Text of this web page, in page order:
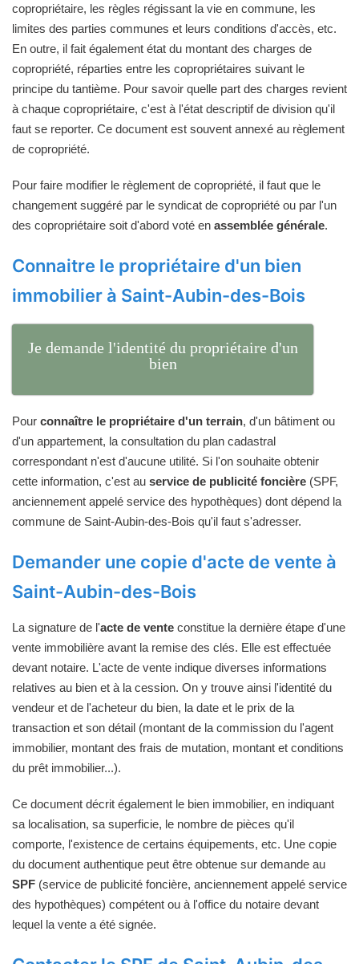
copropriétaire, les règles régissant la vie en commune, les
limites des parties communes et leurs conditions d'accès, etc.
En outre, il fait également état du montant des charges de
copropriété, réparties entre les copropriétaires suivant le
principe du tantième. Pour savoir quelle part des charges revient
à chaque copropriétaire, c'est à l'état descriptif de division qu'il
faut se reporter. Ce document est souvent annexé au règlement
de copropriété.
Pour faire modifier le règlement de copropriété, il faut que le
changement suggéré par le syndicat de copropriété ou par l'un
des copropriétaire soit d'abord voté en assemblée générale.
Connaitre le propriétaire d'un bien
immobilier à Saint-Aubin-des-Bois
Je demande l'identité du propriétaire d'un
bien
Pour connaître le propriétaire d'un terrain, d'un bâtiment ou
d'un appartement, la consultation du plan cadastral
correspondant n'est d'aucune utilité. Si l'on souhaite obtenir
cette information, c'est au service de publicité foncière (SPF,
anciennement appelé service des hypothèques) dont dépend la
commune de Saint-Aubin-des-Bois qu'il faut s'adresser.
Demander une copie d'acte de vente à
Saint-Aubin-des-Bois
La signature de l'acte de vente constitue la dernière étape d'une
vente immobilière avant la remise des clés. Elle est effectuée
devant notaire. L'acte de vente indique diverses informations
relatives au bien et à la cession. On y trouve ainsi l'identité du
vendeur et de l'acheteur du bien, la date et le prix de la
transaction et son détail (montant de la commission du l'agent
immobilier, montant des frais de mutation, montant et conditions
du prêt immobilier...).
Ce document décrit également le bien immobilier, en indiquant
sa localisation, sa superficie, le nombre de pièces qu'il
comporte, l'existence de certains équipements, etc. Une copie
du document authentique peut être obtenue sur demande au
SPF (service de publicité foncière, anciennement appelé service
des hypothèques) compétent ou à l'office du notaire devant
lequel la vente a été signée.